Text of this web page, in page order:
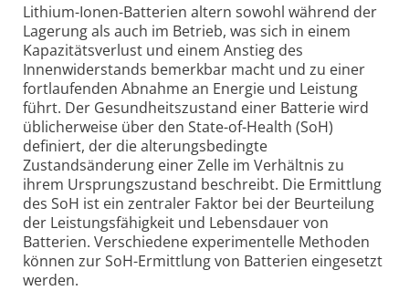
Lithium-Ionen-Batterien altern sowohl während der
Lagerung als auch im Betrieb, was sich in einem
Kapazitätsverlust und einem Anstieg des
Innenwiderstands bemerkbar macht und zu einer
fortlaufenden Abnahme an Energie und Leistung
führt. Der Gesundheitszustand einer Batterie wird
üblicherweise über den State-of-Health (SoH)
definiert, der die alterungsbedingte
Zustandsänderung einer Zelle im Verhältnis zu
ihrem Ursprungszustand beschreibt. Die Ermittlung
des SoH ist ein zentraler Faktor bei der Beurteilung
der Leistungsfähigkeit und Lebensdauer von
Batterien. Verschiedene experimentelle Methoden
können zur SoH-Ermittlung von Batterien eingesetzt
werden.